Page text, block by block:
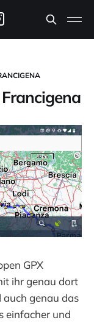
GPX
ihr genau dort
genau das
einfacher und